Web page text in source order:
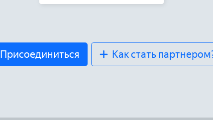
Присоединиться Как стать